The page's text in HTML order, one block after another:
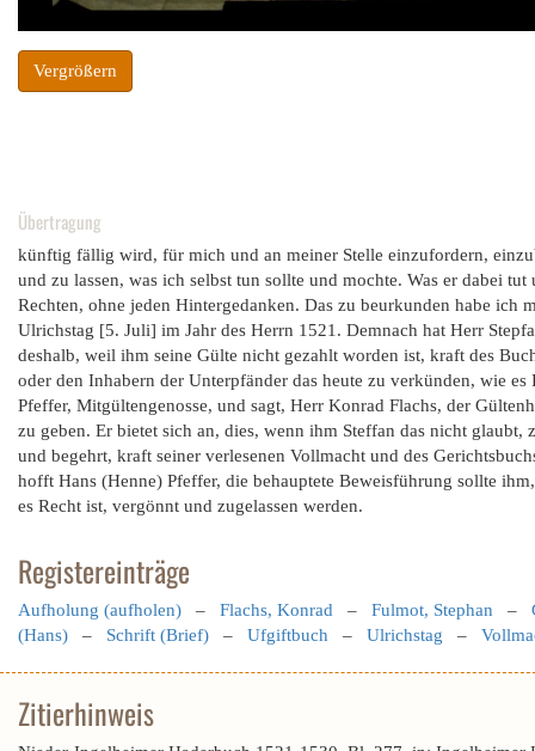
Vergrößern
Übertragung
künftig fällig wird, für mich und an meiner Stelle einzufordern,
und zu lassen, was ich selbst tun sollte und mochte. Was er dabei
Rechten, ohne jeden Hintergedanken. Das zu beurkunden habe ich
Ulrichstag [5. Juli] im Jahr des Herrn 1521. Demnach hat Herr
deshalb, weil ihm seine Gülte nicht gezahlt worden ist, kraft des
oder den Inhabern der Unterpfänder das heute zu verkünden, wie
Pfeffer, Mitgültengenosse, und sagt, Herr Konrad Flachs, der
zu geben. Er bietet sich an, dies, wenn ihm Steffan das nicht
und begehrt, kraft seiner verlesenen Vollmacht und des
hofft Hans (Henne) Pfeffer, die behauptete Beweisführung sollte
es Recht ist, vergönnt und zugelassen werden.
Registereinträge
Aufholung (aufholen) – Flachs, Konrad – Fulmot, Stephan –
(Hans) – Schrift (Brief) – Ufgiftbuch – Ulrichstag –
Zitierhinweis